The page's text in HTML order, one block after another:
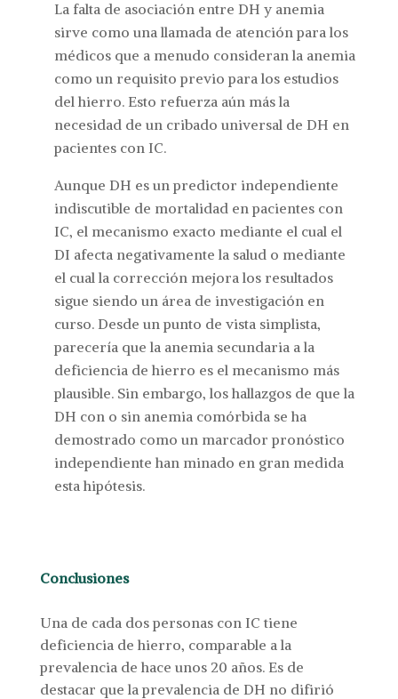
La falta de asociación entre DH y anemia
sirve como una llamada de atención para los
médicos que a menudo consideran la anemia
como un requisito previo para los estudios
del hierro. Esto refuerza aún más la
necesidad de un cribado universal de DH en
pacientes con IC.
Aunque DH es un predictor independiente
indiscutible de mortalidad en pacientes con
IC, el mecanismo exacto mediante el cual el
DI afecta negativamente la salud o mediante
el cual la corrección mejora los resultados
sigue siendo un área de investigación en
curso. Desde un punto de vista simplista,
parecería que la anemia secundaria a la
deficiencia de hierro es el mecanismo más
plausible. Sin embargo, los hallazgos de que la
DH con o sin anemia comórbida se ha
demostrado como un marcador pronóstico
independiente han minado en gran medida
esta hipótesis.
Conclusiones
Una de cada dos personas con IC tiene
deficiencia de hierro, comparable a la
prevalencia de hace unos 20 años. Es de
destacar que la prevalencia de DH no difirió